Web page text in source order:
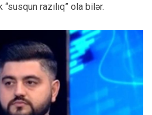
razılıq” ola bilər.